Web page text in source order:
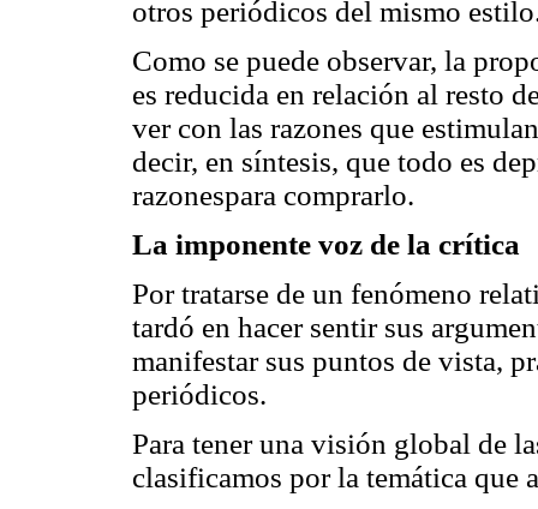
otros periódicos del mismo
Como se puede observar, la
es reducida en relación al resto
ver con las razones que
decir, en síntesis, que todo es
razonespara comprarlo.
La imponente voz de la crítica
Por tratarse de un fenómeno
tardó en hacer sentir sus
manifestar sus puntos de vista,
periódicos.
Para tener una visión global de
clasificamos por la temática que